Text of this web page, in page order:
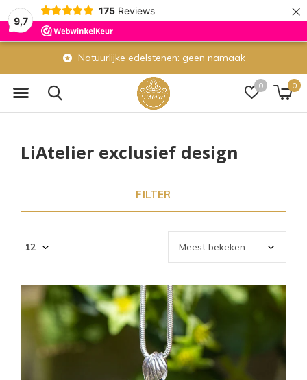
9,7
175 Reviews ×
0 0
Eigen atelier: wij maken veel sieraden zelf
LiAtelier exclusief design
FILTER